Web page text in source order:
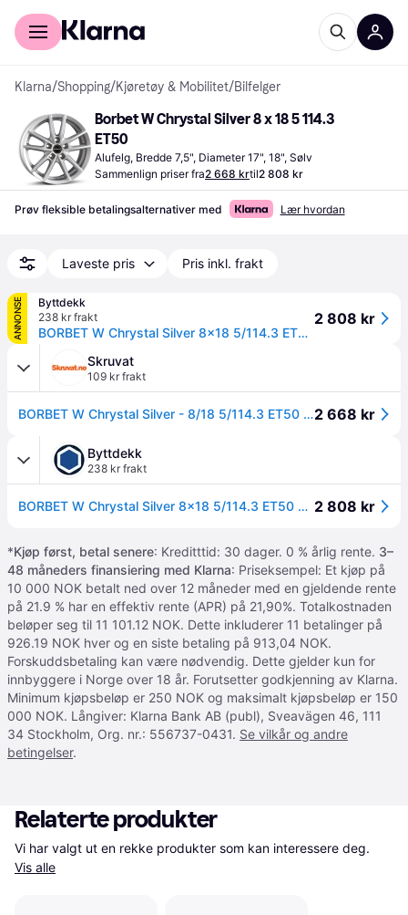
For kunder
Klarna/Shopping/Kjøretøy & Mobilitet/Bilfelger
Borbet W Chrystal Silver 8 x 18 5 114.3
ET50
Alufelg, Bredde 7,5", Diameter 17", 18", Sølv
Sammenlign priser fra2 668 krtil2 808 kr
Prøv fleksible betalingsalternativer med Lær hvordan
Laveste pris Pris inkl. frakt
ANNONSE
Byttdekk
238 kr frakt
BORBET W Chrystal Silver 8x18 5/114.3 ET50 B72.6 - Aluminiumfelger
2 808 kr
Skruvat
109 kr frakt
BORBET W Chrystal Silver - 8/18 5/114.3 ET50 B72.62 668 kr
Byttdekk
238 kr frakt
BORBET W Chrystal Silver 8x18 5/114.3 ET50 B72.6 - Aluminiumfelger 2 808 kr
*Kjøp først, betal senere: Kreditttid: 30 dager. 0 % årlig rente. 3–
48 måneders finansiering med Klarna: Priseksempel: Et kjøp på
10 000 NOK betalt ned over 12 måneder med en gjeldende rente
på 21.9 % har en effektiv rente (APR) på 21,90%. Totalkostnaden
beløper seg til 11 101.12 NOK. Dette inkluderer 11 betalinger på
926.19 NOK hver og en siste betaling på 913,04 NOK.
Forskuddsbetaling kan være nødvendig. Dette gjelder kun for
innbyggere i Norge over 18 år. Forutsetter godkjenning av Klarna.
Minimum kjøpsbeløp er 250 NOK og maksimalt kjøpsbeløp er 150
000 NOK. Långiver: Klarna Bank AB (publ), Sveavägen 46, 111
34 Stockholm, Org. nr.: 556737-0431. Se vilkår og andre
betingelser.
Relaterte produkter
Vis alle